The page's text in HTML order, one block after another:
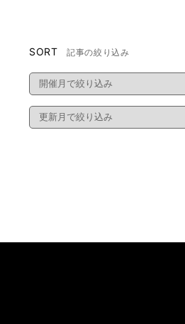
SORT 記事の絞り込み